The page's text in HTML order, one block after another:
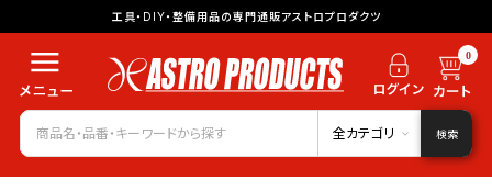
工具・DIY・整備用品の専門通販アストロプロダクツ
0
全カテゴリ 検索